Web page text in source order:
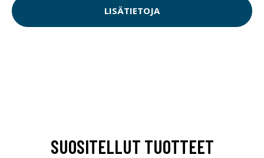
LISÄTIETOJA
SUOSITELLUT TUOTTEET